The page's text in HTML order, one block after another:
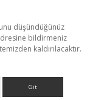
düşündüğünüz
bildirmeniz
kaldırılacaktır.